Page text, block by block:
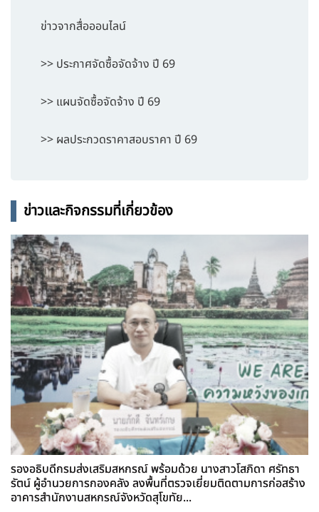
ข่าวจากสื่อออนไลน์
>> ประกาศจัดซื้อจัดจ้าง ปี 69
>> แผนจัดซื้อจัดจ้าง ปี 69
>> ผลประกวดราคาสอบราคา ปี 69
ข่าวและกิจกรรมที่เกี่ยวข้อง
รองอธิบดีกรมส่งเสริมสหกรณ์ พร้อมด้วย นางสาวโสภิดา ศรัทธา
รัตน์ ผู้อำนวยการกองคลัง ลงพื้นที่ตรวจเยี่ยมติดตามการก่อสร้าง
อาคารสำนักงานสหกรณ์จังหวัดสุโขทัย...